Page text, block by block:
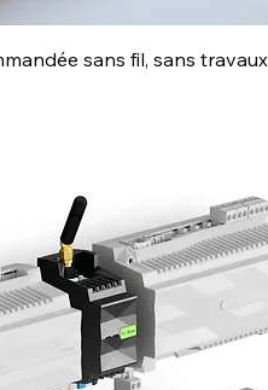
sans fil, sans travaux